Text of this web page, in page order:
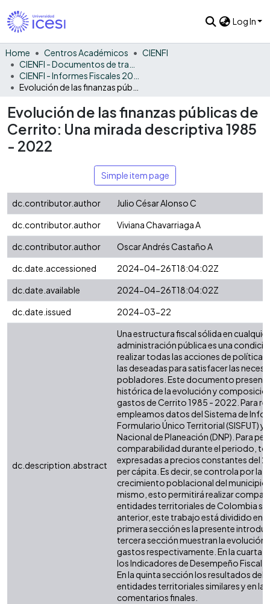
Log In
Home Centros Académicos
CIENFI
Evolución de las finanzas públicas de
Cerrito: Una mirada descriptiva 1985
- 2022
Simple item page
dc.contributor.author
Julio César Alonso C
dc.contributor.author
Viviana Chavarriaga A
dc.contributor.author
Oscar Andrés Castaño A
dc.date.accessioned
2024-04-26T18:04:02Z
dc.date.available
2024-04-26T18:04:02Z
dc.date.issued
2024-03-22
dc.description.abstract
Una estructura fiscal sólida en cualquier
administración pública es una
realizar todas las acciones de política
las deseadas para satisfacer las
pobladores. Este documento
histórica de la evolución y
gastos de Cerrito 1985 - 2022. Para
empleamos datos del Sistema de
Formulario Único Territorial (SISFUT)
Nacional de Planeación (DNP). Para
comparabilidad durante el periodo,
expresadas a precios constantes del
per cápita. Es decir, se controla por la
crecimiento poblacional del municipio
mismo, esto permitirá realizar
entidades territoriales de Colombia
anterior, este trabajo está dividido en
primera sección es la presente
tercera sección muestran la evolución
gastos respectivamente. En la cuarta
los Indicadores de Desempeño Fiscal
En la quinta sección los resultados del
entidades territoriales similares y en la
comentarios finales.